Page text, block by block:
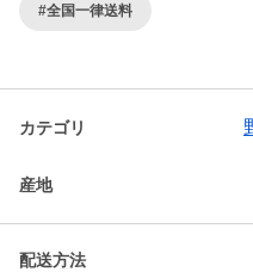
#全国一律送料
カテゴリ
産地
配送方法